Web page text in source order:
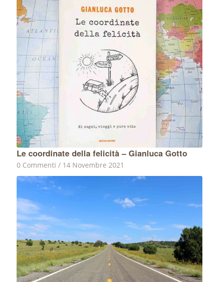
Le coordinate della felicità – Gianluca Gotto
0 Commenti / 14 Novembre 2021